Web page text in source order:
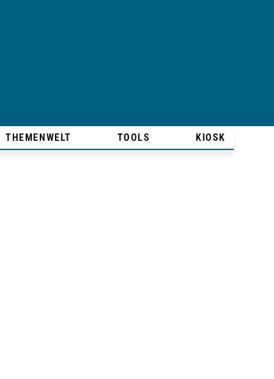
THEMENWELT TOOLS KIOSK